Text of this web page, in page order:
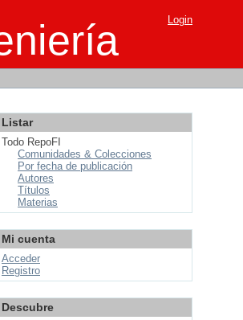
Login
Listar
Todo RepoFI
Comunidades & Colecciones
Por fecha de publicación
Autores
Títulos
Materias
Mi cuenta
Acceder
Registro
Descubre